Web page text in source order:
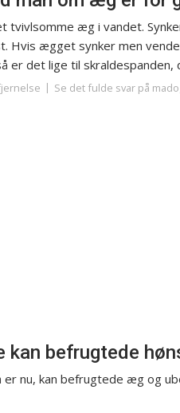
tvivlsomme æg i vandet.
Hvis ægget synker men
er det lige til
Se det fulde svar på
kan befrugtede
er nu, kan befrugtede æg og